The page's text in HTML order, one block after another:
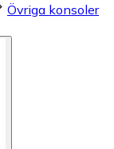
Övriga konsoler